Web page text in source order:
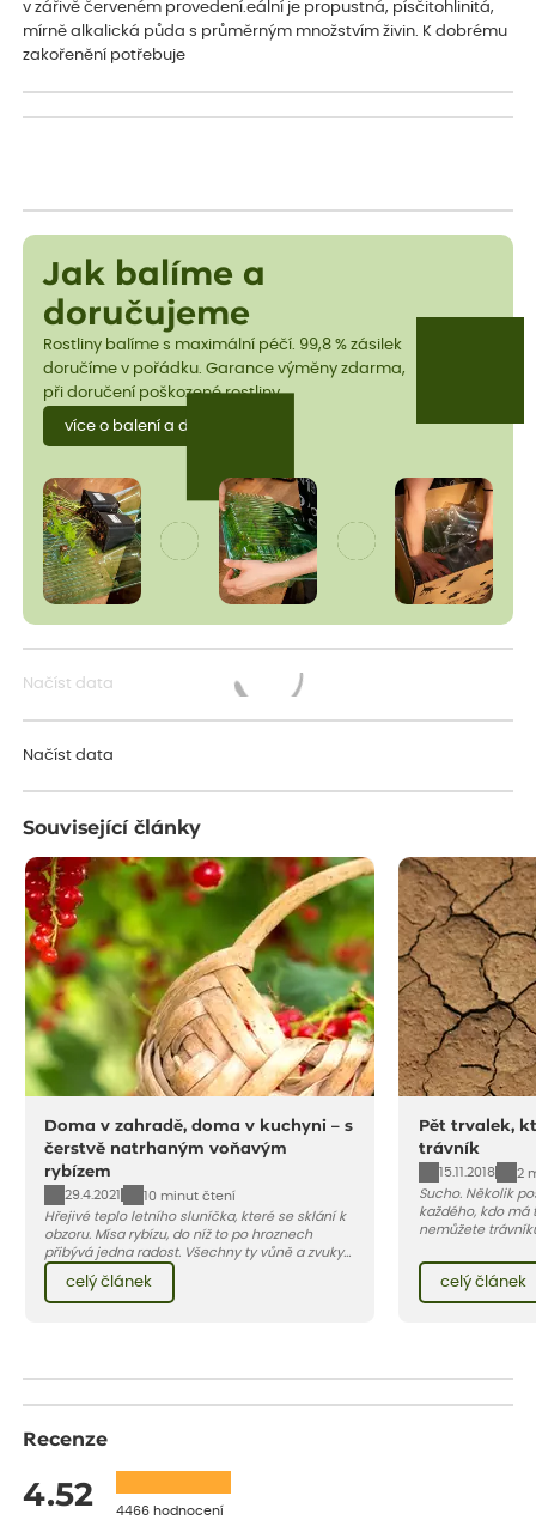
v zářivě červeném provedení.eální je propustná, písčitohlinitá,
mírně alkalická půda s průměrným množstvím živin. K dobrému
zakořenění potřebuje
Jak balíme a
doručujeme
Rostliny balíme s maximální péčí. 99,8 % zásilek
doručíme v pořádku. Garance výměny zdarma,
při doručení poškozené rostliny.
více o balení a dopravě
Načíst data
Načíst data
Související články
Doma v zahradě, doma v kuchyni – s
čerstvě natrhaným voňavým
rybízem
29.4.2021
10 minut čtení
Hřejivé teplo letního sluníčka, které se sklání k
obzoru. Mísa rybízu, do níž to po hroznech
přibývá jedna radost. Všechny ty vůně a zvuky
červencové zahrady. Sklizeň rybízu do kuchyně
vnese neuvěřitelný klid a radost. A taky trochu
bezstarostnosti dětství při mlsání babiččina
celý článek
Pět trvalek,
trávník
15.11.2018
2
Sucho. Několik
každého, kdo má
nemůžete
bez újmy, zkuste
trvalek, které
spolehlivě
celý článek
Recenze
4.52 4466 hodnocení